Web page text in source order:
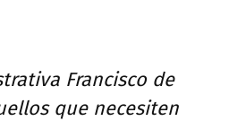
Francisco de
que necesiten